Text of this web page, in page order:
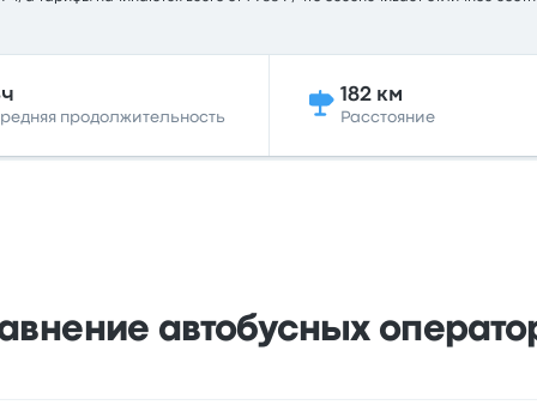
продолжительность
182 км
Расстояние
автобусных